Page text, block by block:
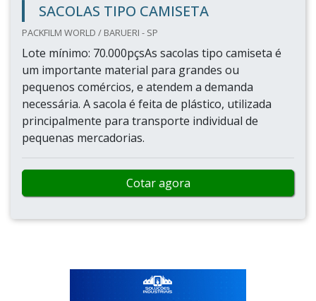
SACOLAS TIPO CAMISETA
PACKFILM WORLD / BARUERI - SP
Lote mínimo: 70.000pçsAs sacolas tipo camiseta é
um importante material para grandes ou
pequenos comércios, e atendem a demanda
necessária. A sacola é feita de plástico, utilizada
principalmente para transporte individual de
pequenas mercadorias.
Cotar agora